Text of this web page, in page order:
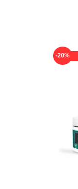
-20%